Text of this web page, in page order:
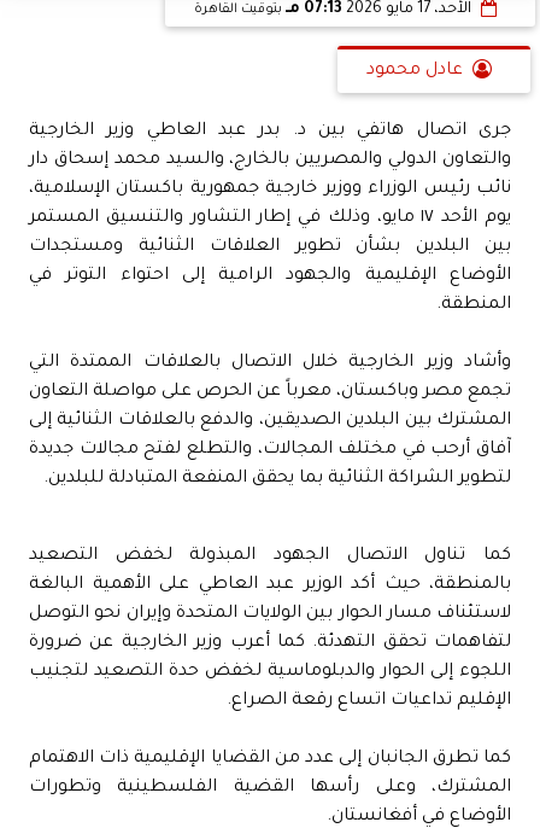
الأحد، 17 مايو 2026 07:13 مـ بتوقيت القاهرة
عادل محمود
جرى اتصال هاتفي بين د. بدر عبد العاطي وزير الخارجية
والتعاون الدولي والمصريين بالخارج، والسيد محمد إسحاق دار
نائب رئيس الوزراء ووزير خارجية جمهورية باكستان الإسلامية،
يوم الأحد ١٧ مايو، وذلك في إطار التشاور والتنسيق المستمر
بين البلدين بشأن تطوير العلاقات الثنائية ومستجدات
الأوضاع الإقليمية والجهود الرامية إلى احتواء التوتر في
المنطقة.
وأشاد وزير الخارجية خلال الاتصال بالعلاقات الممتدة التي
تجمع مصر وباكستان، معرباً عن الحرص على مواصلة التعاون
المشترك بين البلدين الصديقين، والدفع بالعلاقات الثنائية إلى
آفاق أرحب في مختلف المجالات، والتطلع لفتح مجالات جديدة
لتطوير الشراكة الثنائية بما يحقق المنفعة المتبادلة للبلدين.
كما تناول الاتصال الجهود المبذولة لخفض التصعيد
بالمنطقة، حيث أكد الوزير عبد العاطي على الأهمية البالغة
لاستئناف مسار الحوار بين الولايات المتحدة وإيران نحو التوصل
لتفاهمات تحقق التهدئة. كما أعرب وزير الخارجية عن ضرورة
اللجوء إلى الحوار والدبلوماسية لخفض حدة التصعيد لتجنيب
الإقليم تداعيات اتساع رقعة الصراع.
كما تطرق الجانبان إلى عدد من القضايا الإقليمية ذات الاهتمام
المشترك، وعلى رأسها القضية الفلسطينية وتطورات
الأوضاع في أفغانستان.